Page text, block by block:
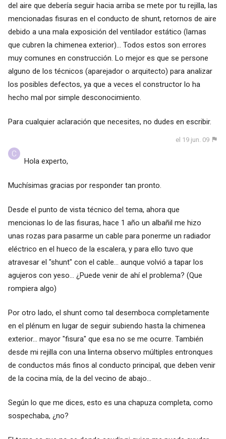
del aire que debería seguir hacia arriba se mete por tu rejilla, las
mencionadas fisuras en el conducto de shunt, retornos de aire
debido a una mala exposición del ventilador estático (lamas
que cubren la chimenea exterior)... Todos estos son errores
muy comunes en construcción. Lo mejor es que se persone
alguno de los técnicos (aparejador o arquitecto) para analizar
los posibles defectos, ya que a veces el constructor lo ha
hecho mal por simple desconocimiento.
Para cualquier aclaración que necesites, no dudes en escribir.
el 19 jun. 09
Hola experto,
Muchísimas gracias por responder tan pronto.
Desde el punto de vista técnico del tema, ahora que
mencionas lo de las fisuras, hace 1 año un albañil me hizo
unas rozas para pasarme un cable para ponerme un radiador
eléctrico en el hueco de la escalera, y para ello tuvo que
atravesar el "shunt" con el cable... aunque volvió a tapar los
agujeros con yeso... ¿Puede venir de ahí el problema? (Que
rompiera algo)
Por otro lado, el shunt como tal desemboca completamente
en el plénum en lugar de seguir subiendo hasta la chimenea
exterior... mayor "fisura" que esa no se me ocurre. También
desde mi rejilla con una linterna observo múltiples entronques
de conductos más finos al conducto principal, que deben venir
de la cocina mía, de la del vecino de abajo...
Según lo que me dices, esto es una chapuza completa, como
sospechaba, ¿no?